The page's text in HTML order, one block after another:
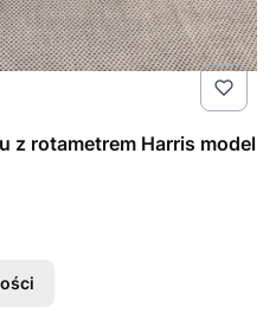
z rotametrem Harris model